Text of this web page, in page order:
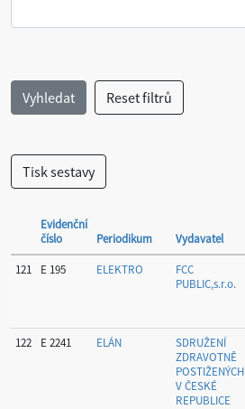
Evidenční
číslo
Periodikum Vydavatel
121
E 195 ELEKTRO
FCC
PUBLIC,s.r.o.
122 E 2241 ELÁN
SDRUŽENÍ
ZDRAVOTNĚ
POSTIŽENÝCH
V ČESKÉ
REPUBLICE